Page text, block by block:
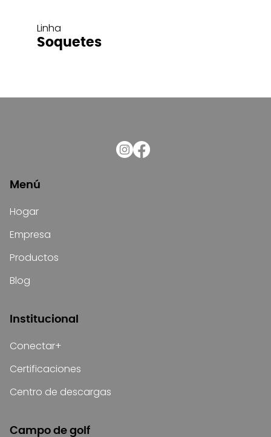
Linha
Soquetes
Menú
Hogar
Empresa
Productos
Blog
Institucional
Conectar+
Certificaciones
Centro de descargas
Campo de golf